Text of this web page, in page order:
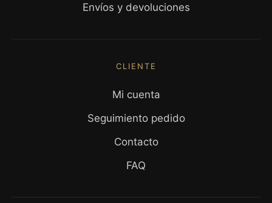
Envíos y devoluciones
CLIENTE
Mi cuenta
Seguimiento pedido
Contacto
FAQ